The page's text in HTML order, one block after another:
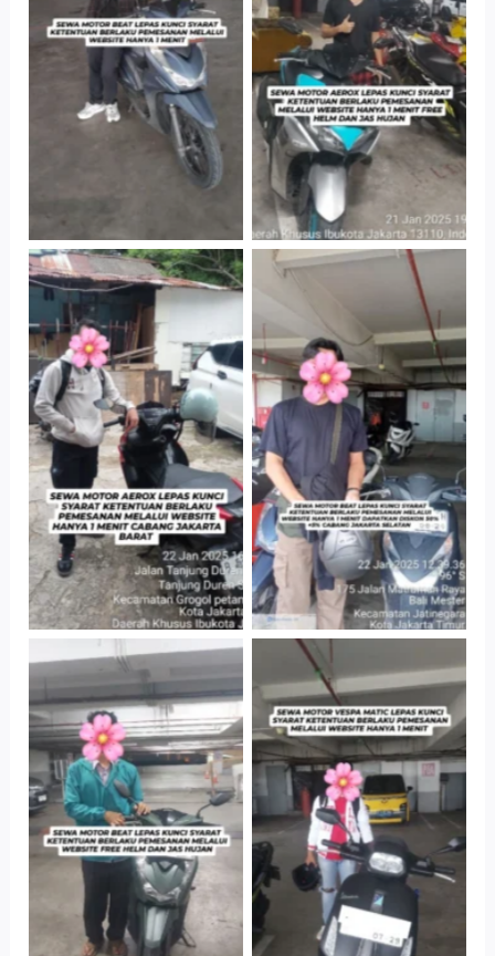
Cityplaza
Jatinegara Gedung
Parkir P6A
Cityplaza
Jatinegara Gedung
Parkir P6A
Cabang Jakarta
Barat
Cityplaza
Jatinegara Gedung
Parkir P6A
Cityplaza
Jatinegara Gedung
Parkir P6A
Cityplaza
Jatinegara Gedung
Parkir P6A